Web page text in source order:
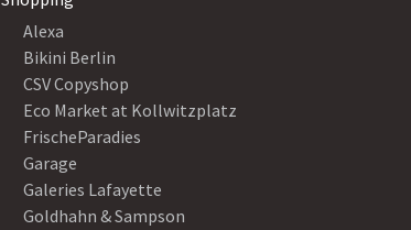
Alexa
Bikini Berlin
CSV Copyshop
Eco Market at Kollwitzplatz
FrischeParadies
Garage
Galeries Lafayette
Goldhahn & Sampson